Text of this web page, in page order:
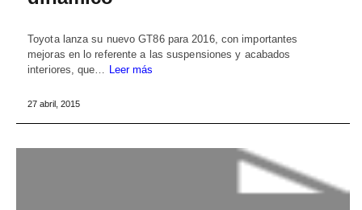
Toyota lanza su nuevo GT86 para 2016, con importantes
mejoras en lo referente a las suspensiones y acabados
interiores, que…
Leer más
27 abril, 2015